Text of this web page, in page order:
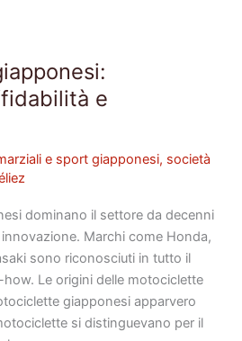
e
e sport giapponesi, società
dominano il settore da decenni
Marchi come Honda,
sono riconosciuti in tutto il
Le origini delle motociclette
giapponesi apparvero
si distinguevano per il